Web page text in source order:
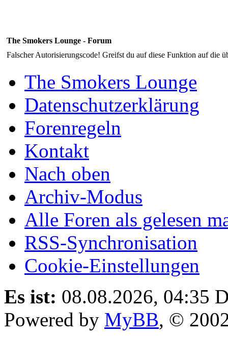
The Smokers Lounge - Forum
Falscher Autorisierungscode! Greifst du auf diese Funktion auf die
The Smokers Lounge
Datenschutzerklärung
Forenregeln
Kontakt
Nach oben
Archiv-Modus
Alle Foren als gelesen
RSS-Synchronisation
Cookie-Einstellungen
Es ist: 08.08.2026, 04:35
Powered by MyBB, ©